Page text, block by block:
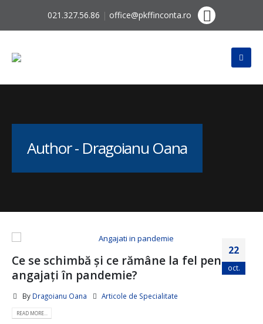
021.327.56.86 | office@pkffinconta.ro
Author - Dragoianu Oana
22
oct.
Ce se schimbă și ce rămâne la fel pentru
angajați în pandemie?
By Dragoianu Oana Articole de Specialitate
READ MORE...